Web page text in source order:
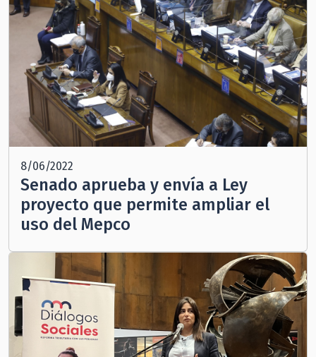
8/06/2022
Senado aprueba y envía a Ley
proyecto que permite ampliar el
uso del Mepco